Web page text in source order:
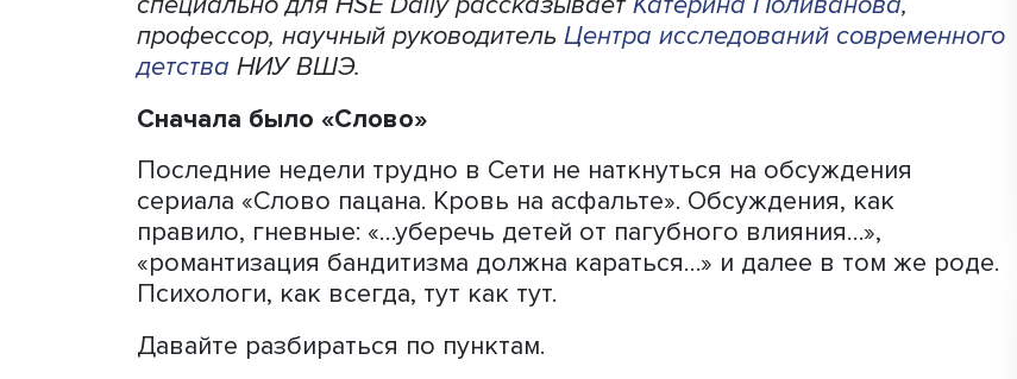
На онлайн-платформах вышла последняя серия сериала
пацана», рассказывающего об истории казанских уличных
группировок конца 1980-х годов. Фильм породил в
дискуссию о недопустимости романтизации такого образа
вплоть до запрета показа. Действительно ли негативный
способен кардинально повлиять на поведение детей? Может
«мода» вернуть события прошлого? Об этом в авторской
специально для HSE Daily рассказываетКатерина
профессор, научный руководитель
детстваНИУ ВШЭ.